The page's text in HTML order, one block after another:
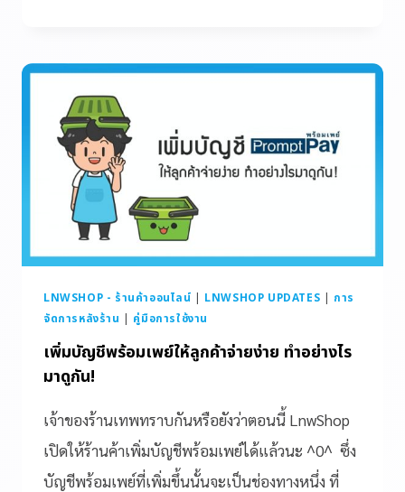
LNWSHOP - ร้านค้าออนไลน์ | LNWSHOP UPDATES | การ
จัดการหลังร้าน | คู่มือการใช้งาน
เพิ่มบัญชีพร้อมเพย์ให้ลูกค้าจ่ายง่าย ทำอย่างไร
มาดูกัน!
เจ้าของร้านเทพทราบกันหรือยังว่าตอนนี้ LnwShop
เปิดให้ร้านค้าเพิ่มบัญชีพร้อมเพย์ได้แล้วนะ ^0^ ซึ่ง
บัญชีพร้อมเพย์ที่เพิ่มขึ้นนั้นจะเป็นช่องทางหนึ่ง ที่